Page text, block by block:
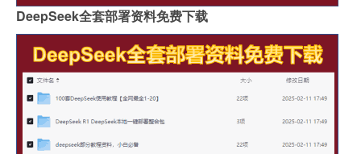
DeepSeek全套部署资料免费下载